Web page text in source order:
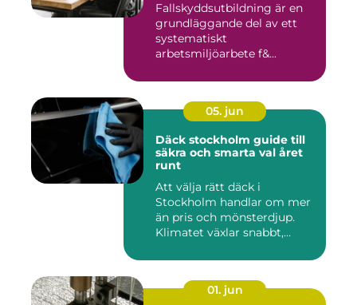
Fallskyddsutbildning är en
grundläggande del av ett
systematiskt
arbetsmiljöarbete f&...
05. jun
Däck stockholm guide till
säkra och smarta val året
runt
Att välja rätt däck i
Stockholm handlar om mer
än pris och mönsterdjup.
Klimatet växlar snabbt,
01. jun